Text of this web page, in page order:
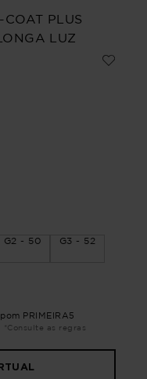
PLUS
LUZ
G2 - 50 G3 - 52
PRIMEIRA5
*Consulte as regras